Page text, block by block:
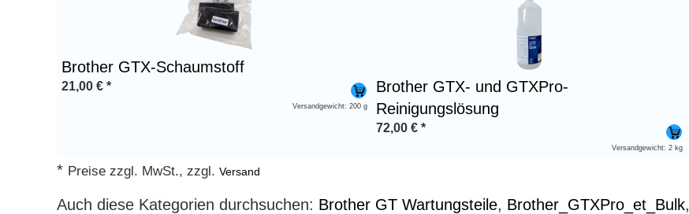
Brother GTX-Schaumstoff
21,00 € *
Versandgewicht: 200 g
Brother GTX- und GTXPro-
Reinigungslösung
72,00 € *
Versandgewicht: 2 kg
* Preise zzgl. MwSt., zzgl.Versand
Auch diese Kategorien durchsuchen: Brother GT Wartungsteile, Brother_GTXPro_et_Bulk,